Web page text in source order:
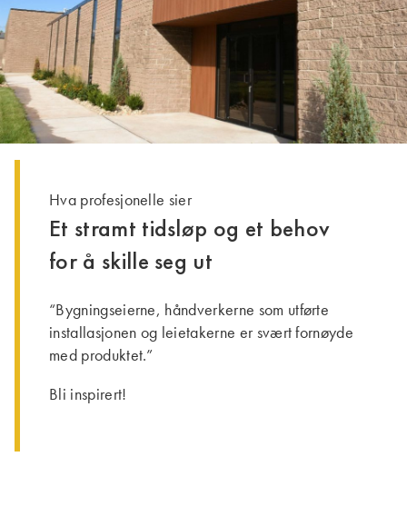
Hva profesjonelle sier
Et stramt tidsløp og et behov
for å skille seg ut
“Bygningseierne, håndverkerne som utførte
installasjonen og leietakerne er svært fornøyde
med produktet.”
Bli inspirert!